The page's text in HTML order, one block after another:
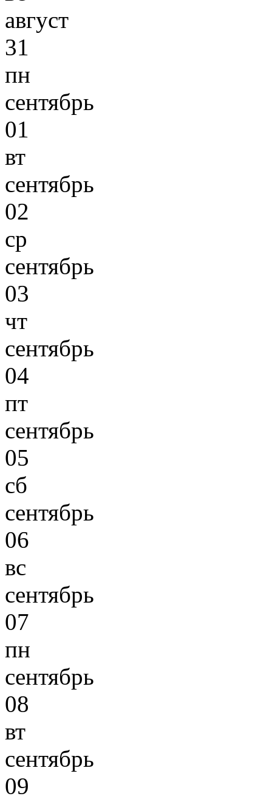
август
31
пн
сентябрь
01
вт
сентябрь
02
ср
сентябрь
03
чт
сентябрь
04
пт
сентябрь
05
сб
сентябрь
06
вс
сентябрь
07
пн
сентябрь
08
вт
сентябрь
09